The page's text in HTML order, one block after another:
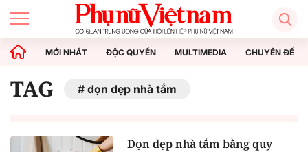
MỚI NHẤT ĐỘC QUYỀN MULTIMEDIA CHUYÊN ĐỀ
TAG dọn dẹp nhà tắm
Dọn dẹp nhà tắm bằng quy